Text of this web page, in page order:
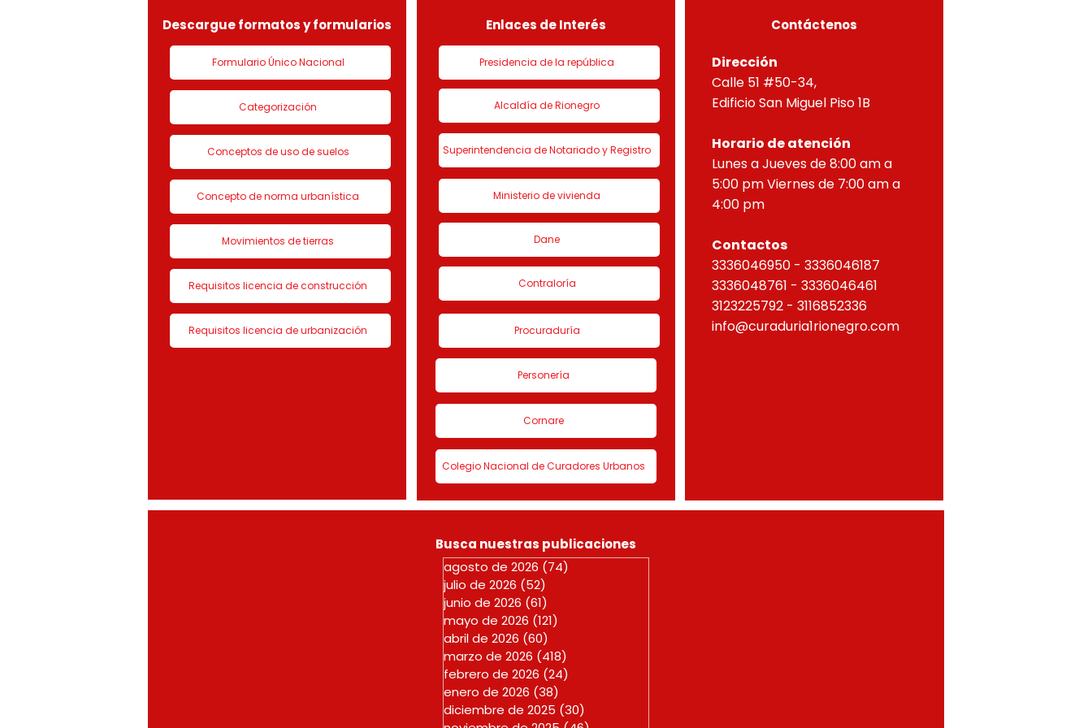
Descargue formatos y formularios
Formulario Único Nacional
Categorización
Conceptos de uso de suelos
Concepto de norma urbanística
Movimientos de tierras
Requisitos licencia de construcción
Requisitos licencia de urbanización
Enlaces de Interés
Presidencia de la república
Alcaldía de Rionegro
Superintendencia de Notariado y Registro
Ministerio de vivienda
Dane
Contraloría
Procuraduría
Personería
Cornare
Colegio Nacional de Curadores Urbanos
Contáctenos
Dirección
Calle 51 #50-34,
Edificio San Miguel Piso 1B
Horario de atención
Lunes a Jueves de 8:00 am a
5:00 pm Viernes de 7:00 am a
4:00 pm
Contactos
3336046950 - 3336046187
3336048761 - 3336046461
3123225792 - 3116852336
info@curaduria1rionegro.com
Busca nuestras publicaciones
agosto de 2026 (74)
julio de 2026 (52)
junio de 2026 (61)
mayo de 2026 (121)
abril de 2026 (60)
marzo de 2026 (418)
febrero de 2026 (24)
enero de 2026 (38)
diciembre de 2025 (30)